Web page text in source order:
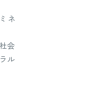
ネ
会
ル